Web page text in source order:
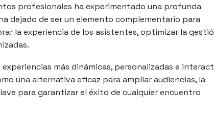
profesionales ha experimentado una profunda
dejado de ser un elemento complementario para
la experiencia de los asistentes, optimizar la
más dinámicas, personalizadas e
una alternativa eficaz para ampliar audiencias, la
para garantizar el éxito de cualquier encuentro